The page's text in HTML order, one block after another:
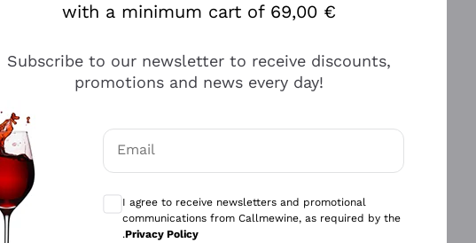
with a minimum cart of 69,00 €
Subscribe to our newsletter to receive discounts,
promotions and news every day!
Email
I agree to receive newsletters and promotional
communications from Callmewine, as required by the
.Privacy Policy